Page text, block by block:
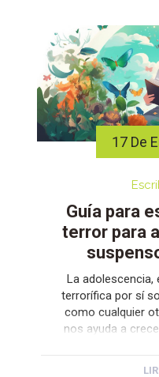
17 De
Guía para
terror para
La adolescencia,
terrorífica por sí
como cualquier
nos ayuda a